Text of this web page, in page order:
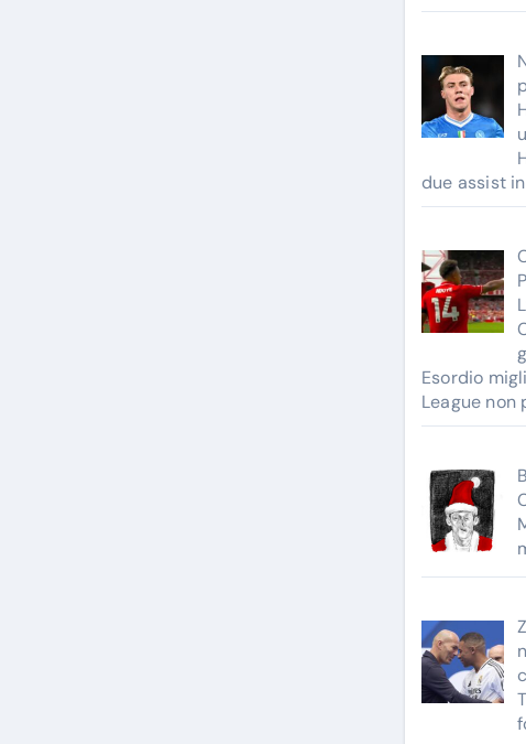
due assist
Esordio
League non